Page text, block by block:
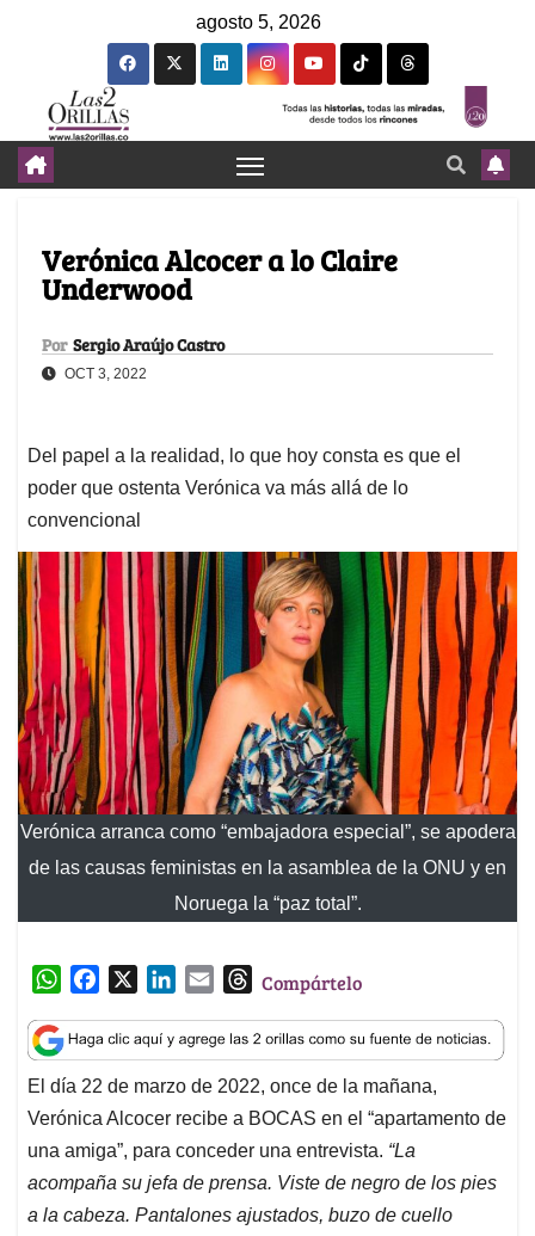
agosto 5, 2026
Verónica Alcocer a lo Claire
Underwood
Por Sergio Araújo Castro
OCT 3, 2022
Del papel a la realidad, lo que hoy consta es que el
poder que ostenta Verónica va más allá de lo
convencional
Verónica arranca como “embajadora especial”, se apodera
de las causas feministas en la asamblea de la ONU y en
Noruega la “paz total”.
W
a
t
s
A
p
p
c
e
b
o
o
k
n
k
e
d
I
n
a
i
l
T
r
e
a
d
s
Compártelo
El día 22 de marzo de 2022, once de la mañana,
Verónica Alcocer recibe a BOCAS en el “apartamento de
una amiga”, para conceder una entrevista. “La
acompaña su jefa de prensa. Viste de negro de los pies
a la cabeza. Pantalones ajustados, buzo de cuello